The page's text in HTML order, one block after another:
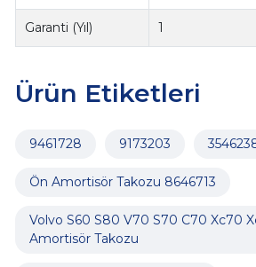
Garanti (Yıl) 1
Ürün Etiketleri
9461728 9173203
Ön Amortisör Takozu 8646713
Volvo S60 S80 V70 S70 C70 Xc70
Amortisör Takozu